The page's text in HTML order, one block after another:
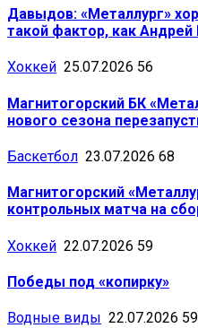
Давыдов: «Металлург»
такой фактор, как Андрей
Хоккей 25.07.2026 56
Магнитогорский БК
нового сезона
Баскетбол 23.07.2026 68
Магнитогорский
контрольных матча на
Хоккей 22.07.2026 59
Победы под «копирку»
Водные виды 22.07.2026 59